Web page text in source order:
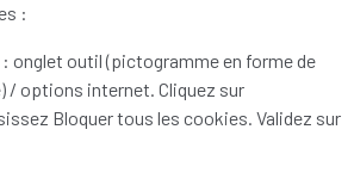
:
onglet outil (pictogramme en forme de
/ options internet. Cliquez sur
Bloquer tous les cookies. Validez sur